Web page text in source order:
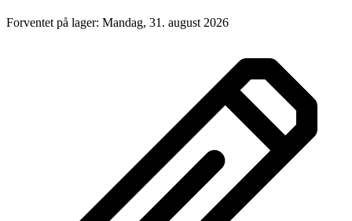
Forventet på lager: Mandag, 31. august 2026